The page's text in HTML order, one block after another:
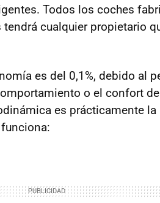
Todos los coches
cualquier propietario
es del 0,1%, debido al
o el confort
es prácticamente